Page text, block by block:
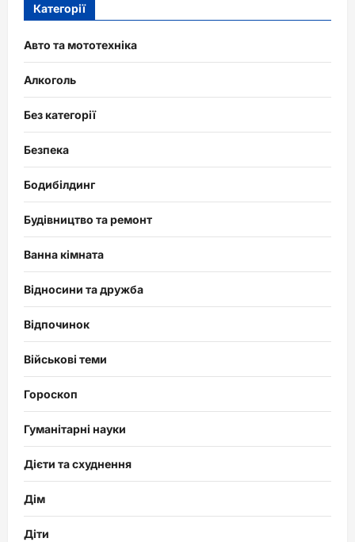
Категорії
Авто та мототехніка
Алкоголь
Без категорії
Безпека
Бодибілдинг
Будівництво та ремонт
Ванна кімната
Відносини та дружба
Відпочинок
Військові теми
Гороскоп
Гуманітарні науки
Дієти та схуднення
Дім
Діти